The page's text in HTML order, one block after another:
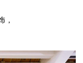
砖墙，
，